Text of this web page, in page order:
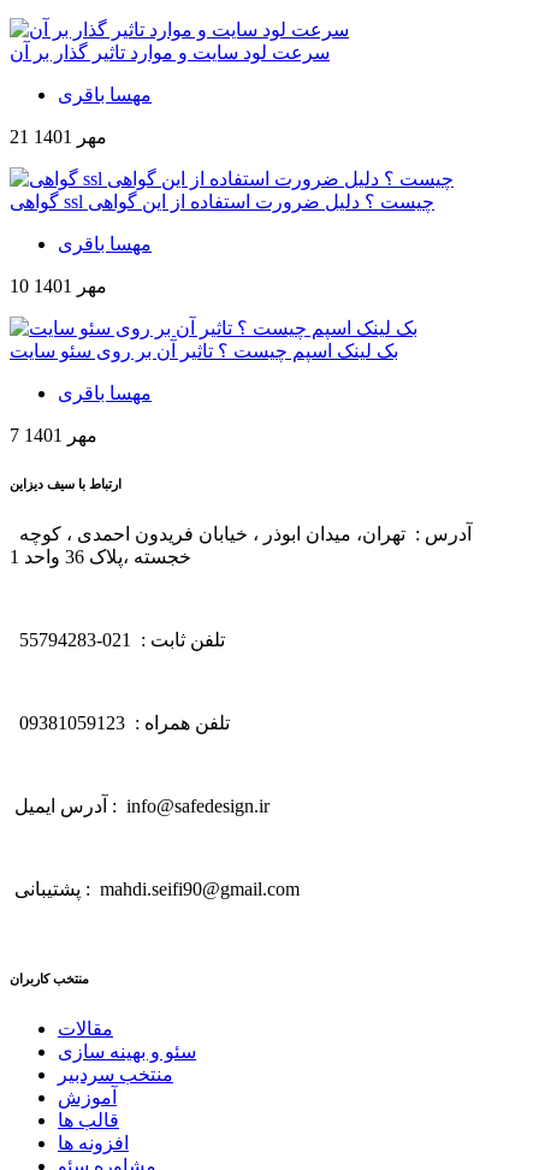
سرعت لود سایت و موارد تاثیر گذار بر آن
مهسا باقری
21 مهر 1401
گواهی ssl چیست ؟ دلیل ضرورت استفاده از این گواهی
مهسا باقری
10 مهر 1401
بک لینک اسپم چیست ؟ تاثیر آن بر روی سئو سایت
مهسا باقری
7 مهر 1401
ارتباط با سیف دیزاین
خجسته ،پلاک 36 واحد 1
تلفن ثابت : 021-55794283
تلفن همراه : 09381059123
آدرس ایمیل : info@safedesign.ir
پشتیبانی : mahdi.seifi90@gmail.com
منتخب کاربران
مقالات
سئو و بهینه سازی
منتخب سردبیر
آموزش
قالب ها
افزونه ها
مشاوره سئو